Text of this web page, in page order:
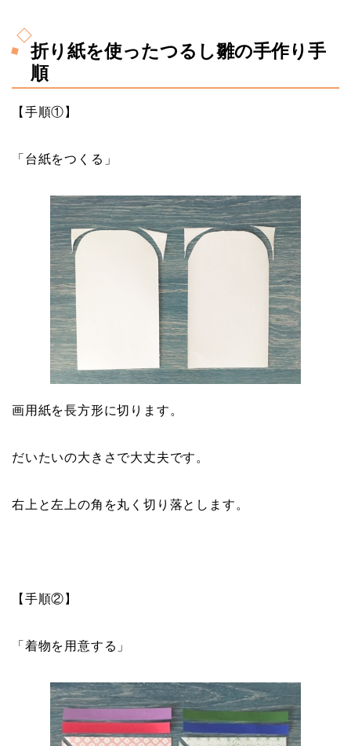
折り紙を使ったつるし雛の手作り手
順
【手順①】
「台紙をつくる」
画用紙を長方形に切ります。
だいたいの大きさで大丈夫です。
右上と左上の角を丸く切り落とします。
【手順②】
「着物を用意する」